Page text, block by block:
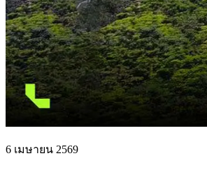
6 เมษายน 2569